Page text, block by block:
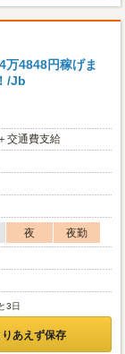
万4848円稼げま
/Jb
交通費支給
夜
夜勤
3日
りあえず保存